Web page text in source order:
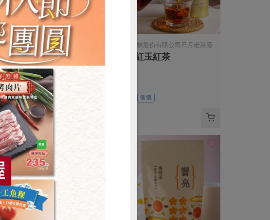
東邦紅茶股份有限公司
有機老茶樹紅茶
50公克
全素
常溫
$300
台灣農林股份有限公司日月老茶廠
尚品紅玉紅茶
常溫
食安 共同購買